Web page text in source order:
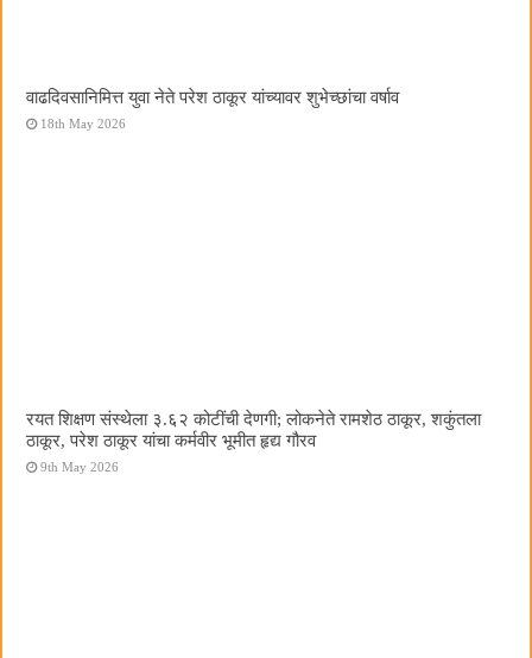
वाढदिवसानिमित्त युवा नेते परेश ठाकूर यांच्यावर शुभेच्छांचा वर्षाव
18th May 2026
रयत शिक्षण संस्थेला ३.६२ कोटींची देणगी; लोकनेते रामशेठ ठाकूर, शकुंतला
ठाकूर, परेश ठाकूर यांचा कर्मवीर भूमीत हृद्य गौरव
9th May 2026